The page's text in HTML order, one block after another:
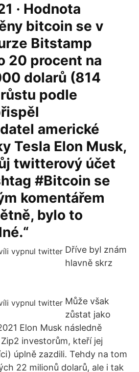
· Hodnota
bitcoin se v
Bitstamp
20 procent na
dolarů (814
podle
americké
Tesla Elon Musk,
twitterový účet
#Bitcoin se
komentářem
bylo to
Dříve byl znám
hlavně skrz
Může však
zůstat jako
Elon Musk následně
investorům, kteří jej
úplně zazdili. Tehdy na tom
22 milionů dolarů, ale i tak